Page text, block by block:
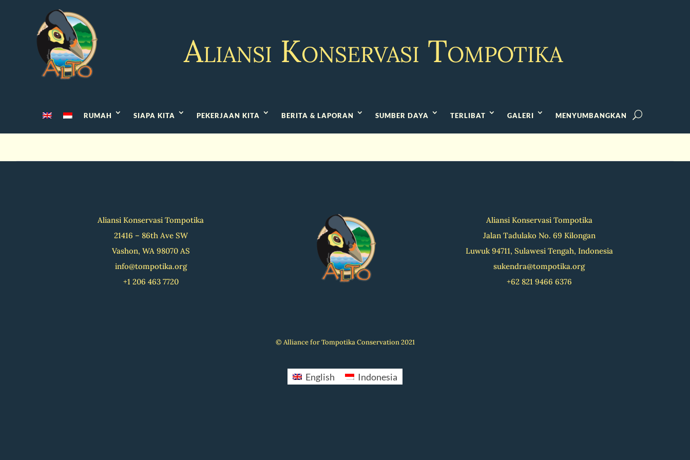
Aliansi Konservasi Tompotika
RUMAH SIAPA KITA PEKERJAAN KITA BERITA & LAPORAN SUMBER DAYA TERLIBAT GALERI MENYUMBANGKAN
Aliansi Konservasi Tompotika
21416 – 86th Ave SW
Vashon, WA 98070 AS
info@tompotika.org
+1 206 463 7720
Aliansi Konservasi Tompotika
Jalan Tadulako No. 69 Kilongan
Luwuk 94711, Sulawesi Tengah, Indonesia
sukendra@tompotika.org
+62 821 9466 6376
© Alliance for Tompotika Conservation 2021
English Indonesia